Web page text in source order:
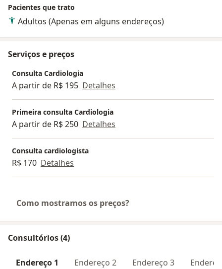
Pacientes que trato
Adultos (Apenas em alguns endereços)
Serviços e preços
Consulta Cardiologia
A partir de R$ 195 Detalhes
Primeira consulta Cardiologia
A partir de R$ 250 Detalhes
Consulta cardiologista
R$ 170 Detalhes
Como mostramos os preços?
Consultórios (4)
Endereço 1 Endereço 2 Endereço 3